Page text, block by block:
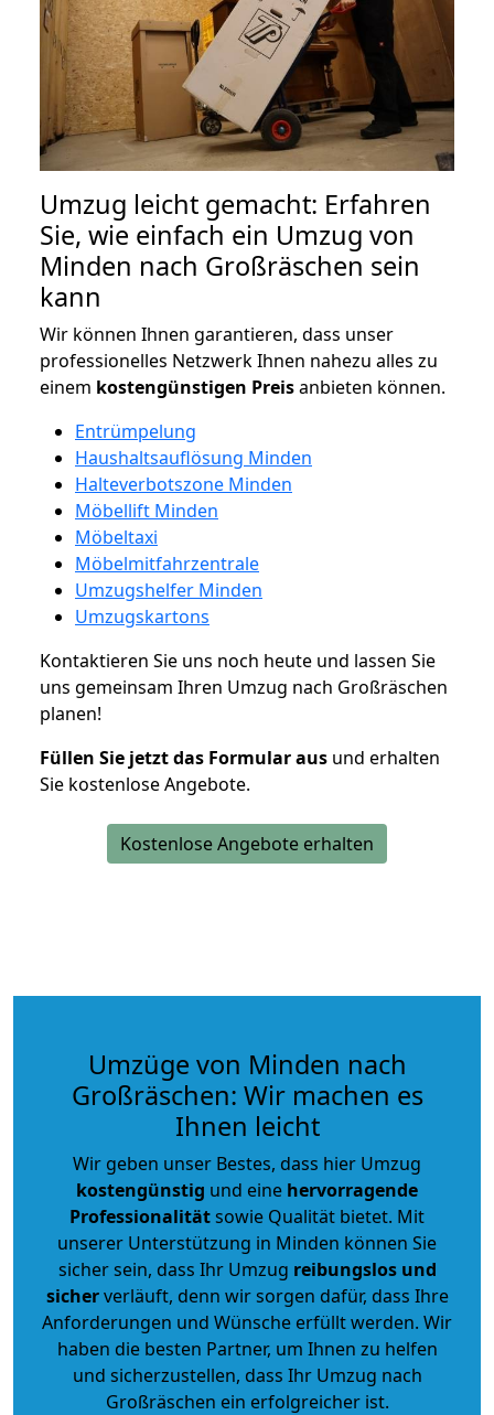
Umzug leicht gemacht: Erfahren
Sie, wie einfach ein Umzug von
Minden nach Großräschen sein
kann
Wir können Ihnen garantieren, dass unser
professionelles Netzwerk Ihnen nahezu alles zu
einem kostengünstigen Preisanbieten können.
Entrümpelung
Haushaltsauflösung Minden
Halteverbotszone Minden
Möbellift Minden
Möbeltaxi
Möbelmitfahrzentrale
Umzugshelfer Minden
Umzugskartons
Kontaktieren Sie uns noch heute und lassen Sie
uns gemeinsam Ihren Umzug nach Großräschen
planen!
Füllen Sie jetzt das Formular aus und erhalten
Sie kostenlose Angebote.
Kostenlose Angebote erhalten
Umzüge von Minden nach
Großräschen: Wir machen es
Ihnen leicht
Wir geben unser Bestes, dass hier Umzug
kostengünstig und eine hervorragende
Professionalitätsowie Qualität bietet. Mit
unserer Unterstützung in Minden können Sie
sicher sein, dass Ihr Umzug reibungslos und
sicherverläuft, denn wir sorgen dafür, dass Ihre
Anforderungen und Wünsche erfüllt werden. Wir
haben die besten Partner, um Ihnen zu helfen
und sicherzustellen, dass Ihr Umzug nach
Großräschen ein erfolgreicher ist.